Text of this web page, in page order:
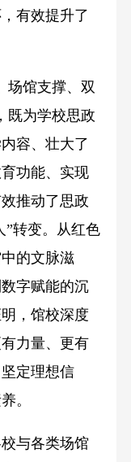
有效提升了
馆支撑、双
既为学校思政
容、壮大了
功能、实现
推动了思政
”转变。从红色
的文脉滋
字赋能的沉
，馆校深度
力量、更有
定理想信
。
与各类场馆